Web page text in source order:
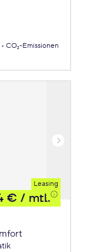
CO₂-Emissionen
Leasing
€ / mtl.